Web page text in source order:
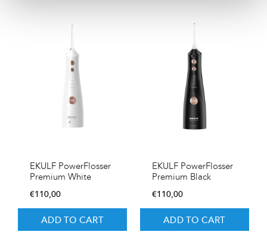
EKULF PowerFlosser
Premium White
€110,00
ADD TO CART
EKULF PowerFlosser
Premium Black
€110,00
ADD TO CART